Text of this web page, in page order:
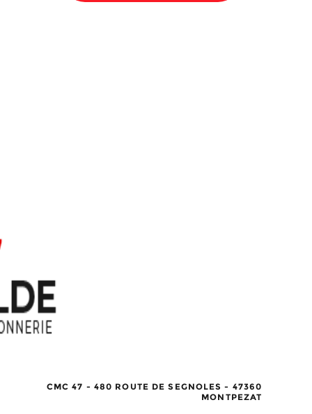
CMC 47 - 480 ROUTE DE SEGNOLES - 47360
MONTPEZAT